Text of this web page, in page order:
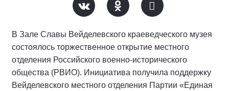
В Зале Славы Вейделевского краеведческого музея
состоялось торжественное открытие местного
отделения Российского военно-исторического
общества (РВИО). Инициатива получила поддержку
Вейделевского местного отделения Партии «Единая